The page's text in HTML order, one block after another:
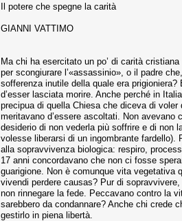
Il potere che spegne la carità
GIANNI VATTIMO
Ma chi ha esercitato un po’ di carità
per scongiurare l’«assassinio», o il padre
sofferenza inutile della quale era
d’esser lasciata morire. Anche perché in
precipua di quella Chiesa che diceva di
meritavano d’essere ascoltati. Non
desiderio di non vederla più soffrire e di non
volesse liberarsi di un ingombrante
alla sopravvivenza biologica: respiro,
17 anni concordavano che non ci fosse
guarigione. Non è comunque vita vegetativa
vivendi perdere causas? Pur di
non rinnegare la fede. Peccavano contro la
sarebbero da condannare? Anche chi crede
gestirlo in piena libertà.